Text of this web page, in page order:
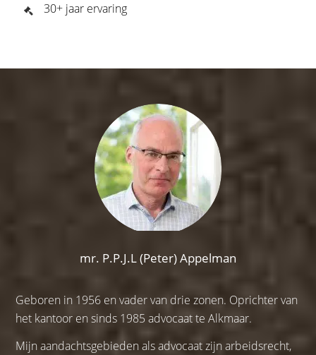
30+ jaar ervaring
mr. P.P.J.L (Peter) Appelman
Geboren in 1956 en vader van drie zonen. Oprichter van
het kantoor en sinds 1985 advocaat te Alkmaar.
Mijn aandachtsgebieden als advocaat zijn arbeidsrecht,